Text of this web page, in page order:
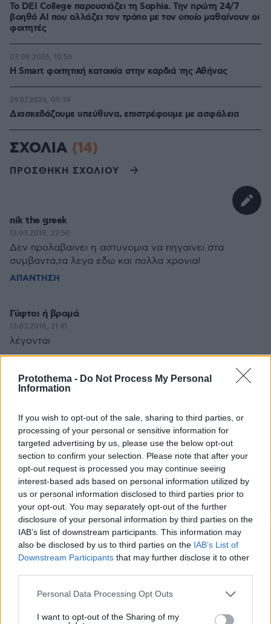
Protothema - Do Not Process My Personal
Information
If you wish to opt-out of the sale, sharing to third parties, or
processing of your personal or sensitive information for
targeted advertising by us, please use the below opt-out
section to confirm your selection. Please note that after your
opt-out request is processed you may continue seeing
interest-based ads based on personal information utilized by
us or personal information disclosed to third parties prior to
your opt-out. You may separately opt-out of the further
disclosure of your personal information by third parties on the
IAB’s list of downstream participants. This information may
also be disclosed by us to third parties on the IAB’s List of
Downstream Participants that may further disclose it to other
Please note that this website/app uses one or more Google
not limited to your visit or usage behaviour. You may click to
Personal Data Processing Opt Outs
I want to opt-out of the Sharing of my
Το DEI College παρουσιάζει τη Sophia. Την πρώτη 24/7
βοηθό AI που αλλάζει τον τρόπο με τον οποίο μαθαίνουν οι
φοιτητές
Η Smart φοιτητική κατοικία στην καρδιά της Αθήνας
03.08.2026, 10:56
Διασκεδάζουμε υπεύθυνα, επιστρέφουμε με ασφάλεια
29.07.2026, 09:39
ΣΧΟΛΙΑ (14)
ΠΡΟΣΘΗΚΗ ΣΧΟΛΙΟΥ
nik the greek
13.03.2018, 22:50
Δεν προλαβαινει η αστυνομια να πηγαινει στα
συμβαντα,τα λεγα εδω και πολλα χρονια!
ΑΠΑΝΤΗΣΗ
Γύφτοι ή βρομά
13.03.2018, 21:41
λέγονται
ΑΠΑΝΤΗΣΗ
ΘΟΔΩΡΟΣ
ΟΤΑΝ ΤΟΥΣ ΧΑΪΔΕΥΕΙΣ ΑΠΟ ΜΙΚΡΟΥΣ ΑΥΤΑ
ΚΑΝΟΥΝ ΟΤΑΝ ΜΕΓΑΛΩΝΟΥΝ
ΑΠΑΝΤΗΣΗ
Mimis
13.03.2018, 18:22
Ποια αριστερά , άστα να πάνε είναι αυτή η χώρα δεν
θα βρει ποτέ το δρόμο της
ΑΠΑΝΤΗΣΗ
13.03.2018, 17:43